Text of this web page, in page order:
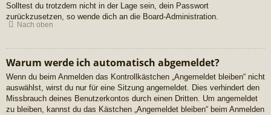
Solltest du trotzdem nicht in der Lage sein, dein Passwort
zurückzusetzen, so wende dich an die Board-Administration.
Nach oben
Warum werde ich automatisch abgemeldet?
Wenn du beim Anmelden das Kontrollkästchen „Angemeldet bleiben“ nicht
auswählst, wirst du nur für eine Sitzung angemeldet. Dies verhindert den
Missbrauch deines Benutzerkontos durch einen Dritten. Um angemeldet
zu bleiben, kannst du das Kästchen „Angemeldet bleiben“ beim Anmelden